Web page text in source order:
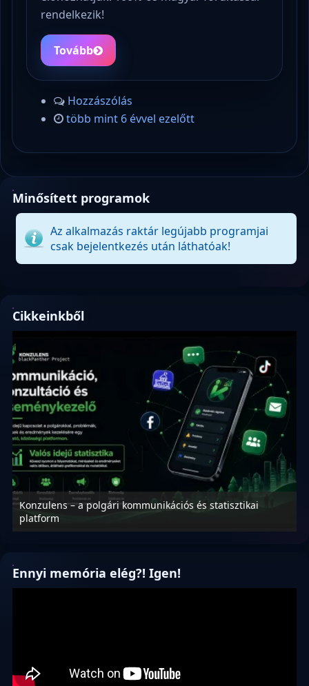
rendelkezik!
Tovább
Hozzászólás
több mint 6 évvel ezelőtt
Minősített programok
Az alkalmazás raktár legújabb programjai
csak bejelentkezés után láthatóak!
Cikkeinkből
Konzulens – a polgári kommunikációs és statisztikai
platform
Ennyi memória elég?! Igen!